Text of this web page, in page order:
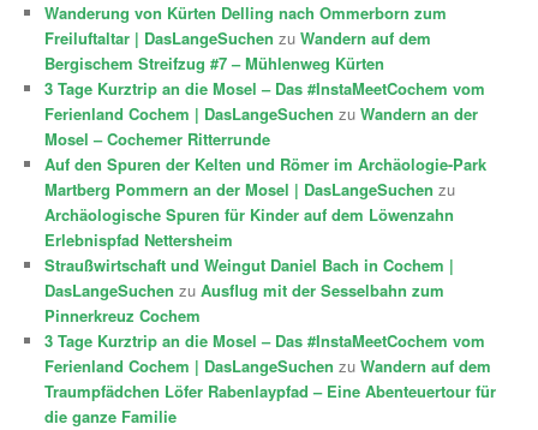
Wanderung von Kürten Delling nach Ommerborn zum
Freiluftaltar | DasLangeSuchen zuWandern auf dem
Bergischem Streifzug #7 – Mühlenweg Kürten
3 Tage Kurztrip an die Mosel – Das #InstaMeetCochem vom
Ferienland Cochem | DasLangeSuchen zuWandern an der
Mosel – Cochemer Ritterrunde
Auf den Spuren der Kelten und Römer im Archäologie-Park
Martberg Pommern an der Mosel | DasLangeSuchen zu
Archäologische Spuren für Kinder auf dem Löwenzahn
Erlebnispfad Nettersheim
Straußwirtschaft und Weingut Daniel Bach in Cochem |
DasLangeSuchen zuAusflug mit der Sesselbahn zum
Pinnerkreuz Cochem
3 Tage Kurztrip an die Mosel – Das #InstaMeetCochem vom
Ferienland Cochem | DasLangeSuchen zuWandern auf dem
Traumpfädchen Löfer Rabenlaypfad – Eine Abenteuertour für
die ganze Familie